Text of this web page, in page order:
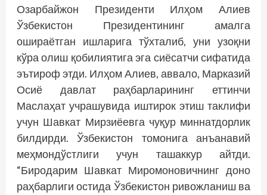
Озарбайжон Президенти Илҳом Алиев
Ўзбекистон Президентининг амалга
ошираётган ишларига тўхталиб, уни узоқни
кўра олиш қобилиятига эга сиёсатчи сифатида
эътироф этди. Илҳом Алиев, аввало, Марказий
Осиё давлат раҳбарларининг еттинчи
Маслаҳат учрашувида иштирок этиш таклифи
учун Шавкат Мирзиёевга чуқур миннатдорлик
билдирди. Ўзбекистон томонига анъанавий
меҳмондўстлиги учун ташаккур айтди.
“Биродарим Шавкат Миромоновичнинг доно
раҳбарлиги остида Ўзбекистон ривожланиш ва